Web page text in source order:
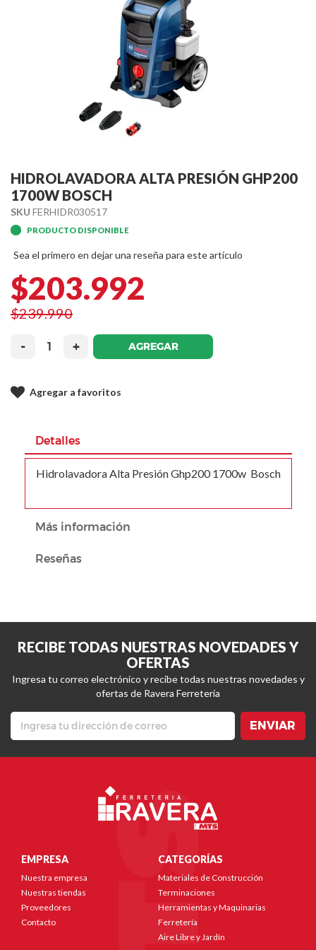
to
the
beginning
of
the
images
HIDROLAVADORA ALTA PRESIÓN GHP200
1700W BOSCH
SKU FERHIDR030517
PRODUCTO DISPONIBLE
Sea el primero en dejar una reseña para este artículo
$203.992
$239.990
-
+ AGREGAR
Agregar a favoritos
Detalles
Hidrolavadora Alta Presión Ghp200 1700w Bosch
Más información
Reseñas
RECIBE TODAS NUESTRAS NOVEDADES Y
OFERTAS
Ingresa tu correo electrónico y recibe todas nuestras novedades y
ofertas de Ravera Ferretería
ENVIAR
EMPRESA
Nuestra empresa
Nuestras tiendas
Proveedores
Contacto
CATEGORÍAS
Materiales de Construcción
Terminaciones
Herramientas y Maquinarias
Ferretería
Aire Libre y Jardín